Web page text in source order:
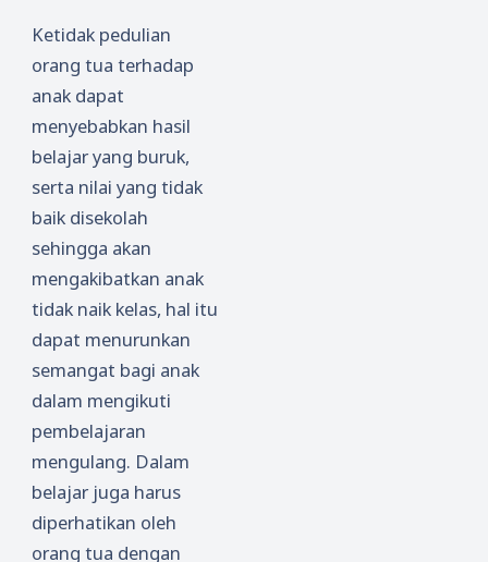
Ketidak pedulian
orang tua terhadap
anak dapat
menyebabkan hasil
belajar yang buruk,
serta nilai yang tidak
baik disekolah
sehingga akan
mengakibatkan anak
tidak naik kelas, hal itu
dapat menurunkan
semangat bagi anak
dalam mengikuti
pembelajaran
mengulang. Dalam
belajar juga harus
diperhatikan oleh
orang tua dengan